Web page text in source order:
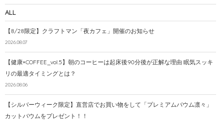
ALL
【8/28限定】クラフトマン「夜カフェ」開催のお知らせ
2026.08.07
【健康×COFFEE_vol.5】朝のコーヒーは起床後90分後が正解な理由 眠気スッキ
リの最適タイミングとは？
2026.08.06
【シルバーウィーク限定】直営店でお買い物をして「プレミアムバウム凛々」
カットバウムをプレゼント！！